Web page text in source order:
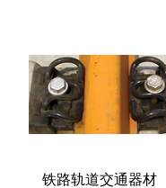
铁路轨道交通器材